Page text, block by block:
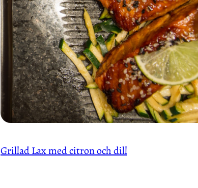
Grillad Lax med citron och dill